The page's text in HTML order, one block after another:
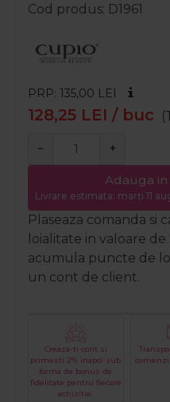
Cod produs D1961
PRP: 135,00 LEI
128,25 LEI / buc
− +
Adauga in
Livrare estimata: marți 11
Plaseaza comanda si
loialitate in valoare de
acumula puncte de
un cont de client.
Creaza-ti cont si
primesti 2% inapoi sub
forma de bonus de
fidelitate pentru fiecare
achizitie.
comenzi